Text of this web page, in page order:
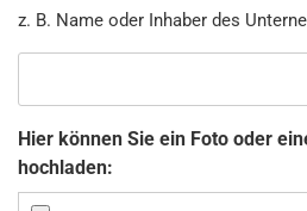
z. B. Name oder Inhaber des
Hier können Sie ein Foto oder
hochladen: